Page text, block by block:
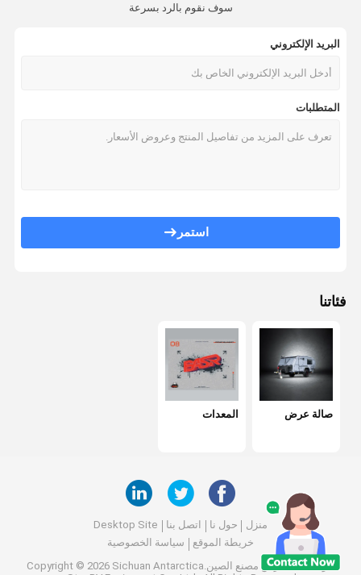
سوف نقوم بالرد بسرعة
البريد الإلكتروني
المتطلبات
استمر
فئاتنا
صالة عرض المعدات
منزل حول نا اتصل بنا
Desktop Site
خريطة الموقع
سياسة الخصوصية
جودة صالة عرض
مصنع الصين.Copyright © 2026 Sichuan Antarctica